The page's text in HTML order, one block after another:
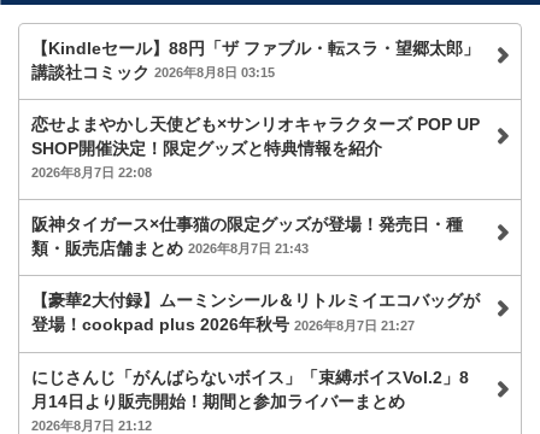
【Kindleセール】88円「ザ ファブル・転スラ・望郷太郎」
講談社コミック 2026年8月8日 03:15
恋せよまやかし天使ども×サンリオキャラクターズ POP UP
SHOP開催決定！限定グッズと特典情報を紹介
2026年8月7日 22:08
阪神タイガース×仕事猫の限定グッズが登場！発売日・種
類・販売店舗まとめ 2026年8月7日 21:43
【豪華2大付録】ムーミンシール＆リトルミイエコバッグが
登場！cookpad plus 2026年秋号 2026年8月7日 21:27
にじさんじ「がんばらないボイス」「束縛ボイスVol.2」8
月14日より販売開始！期間と参加ライバーまとめ
2026年8月7日 21:12